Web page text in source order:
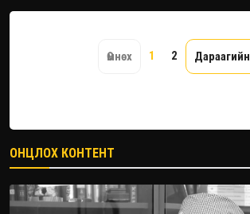
Өмнөх 1 2 Дараагийн
ОНЦЛОХ КОНТЕНТ